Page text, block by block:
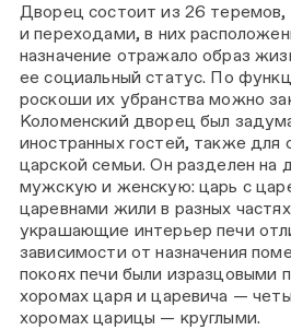
Дворец состоит из 26 теремов,
и переходами, в них
назначение отражало образ
ее социальный статус. По
роскоши их убранства можно
Коломенский дворец был
иностранных гостей, также для
царской семьи. Он разделен на
мужскую и женскую: царь с
царевнами жили в разных
украшающие интерьер печи
зависимости от назначения
покоях печи были изразцовыми
хоромах царя и царевича —
хоромах царицы — круглыми.